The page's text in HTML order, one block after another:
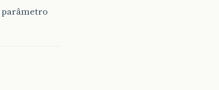
parâmetro